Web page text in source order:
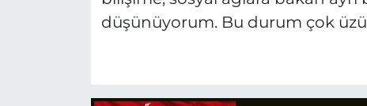
düşünüyorum. Bu durum çok